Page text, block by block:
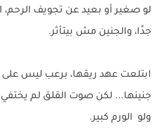
لو صغير أو بعيد عن تجويف
جدًا، والجنين مش بيتأثر.
ابتلعت عهد ريقها، برعب ليس
جنينها... لكن صوت القلق لم
ولو الورم كبير.